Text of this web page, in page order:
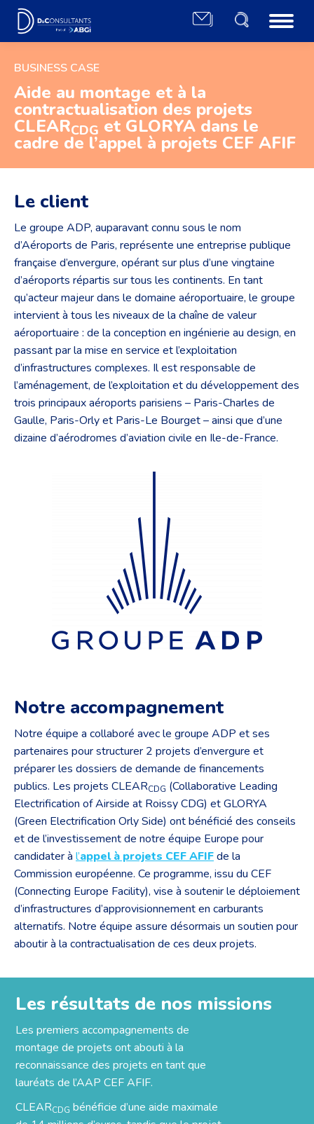
BUSINESS CASE
Aide au montage et à la
contractualisation des projets
CLEARCDG et GLORYA dans le
cadre de l’appel à projets CEF AFIF
Le client
Le groupe ADP, auparavant connu sous le nom
d’Aéroports de Paris, représente une entreprise publique
française d’envergure, opérant sur plus d’une vingtaine
d’aéroports répartis sur tous les continents. En tant
qu’acteur majeur dans le domaine aéroportuaire, le groupe
intervient à tous les niveaux de la chaîne de valeur
aéroportuaire : de la conception en ingénierie au design, en
passant par la mise en service et l’exploitation
d’infrastructures complexes. Il est responsable de
l’aménagement, de l’exploitation et du développement des
trois principaux aéroports parisiens – Paris-Charles de
Gaulle, Paris-Orly et Paris-Le Bourget – ainsi que d’une
dizaine d’aérodromes d’aviation civile en Ile-de-France.
Notre accompagnement
Notre équipe a collaboré avec le groupe ADP et ses
partenaires pour structurer 2 projets d’envergure et
préparer les dossiers de demande de financements
publics. Les projets CLEARCDG (Collaborative Leading
Electrification of Airside at Roissy CDG) et GLORYA
(Green Electrification Orly Side) ont bénéficié des conseils
et de l’investissement de notre équipe Europe pour
candidater à l’appel à projets CEF AFIFde la
Commission européenne. Ce programme, issu du CEF
(Connecting Europe Facility), vise à soutenir le déploiement
d’infrastructures d’approvisionnement en carburants
alternatifs. Notre équipe assure désormais un soutien pour
aboutir à la contractualisation de ces deux projets.
Les résultats de nos missions
Les premiers accompagnements de
montage de projets ont abouti à la
reconnaissance des projets en tant que
lauréats de l’AAP CEF AFIF.
CLEARCDG bénéficie d’une aide maximale